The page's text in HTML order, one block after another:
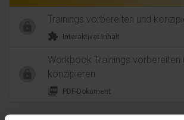
Trainings vorbereiten und
extension Interaktiver Inhalt
Workbook Trainings vorbereiten
konzipieren
picture_as_pdf PDF-Dokument